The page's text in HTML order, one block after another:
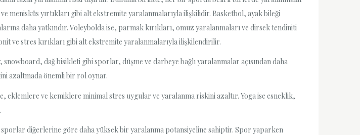
yırtıkları gibi alt ekstremite yaralanmalarıyla ilişkilidir. Basketbol, ayak bileği
daha yatkındır. Voleybolda ise, parmak kırıkları, omuz yaralanmaları ve dirsek tendiniti
ve stres kırıkları gibi alt ekstremite yaralanmalarıyla ilişkilendirilir.
​​dağ bisikleti gibi sporlar, düşme ve darbeye bağlı yaralanmalar açısından daha
azaltmada önemli bir rol oynar.
ve kemiklere minimal stres uygular ve yaralanma riskini azaltır. Yoga ise esneklik,
diğerlerine göre daha yüksek bir yaralanma potansiyeline sahiptir. Spor yaparken